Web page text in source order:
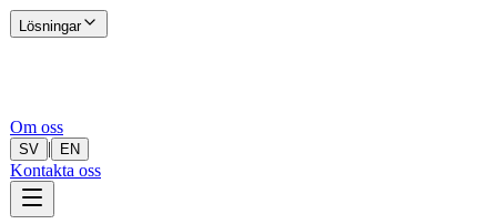
Lösningar
Om oss
SV | EN
Kontakta oss